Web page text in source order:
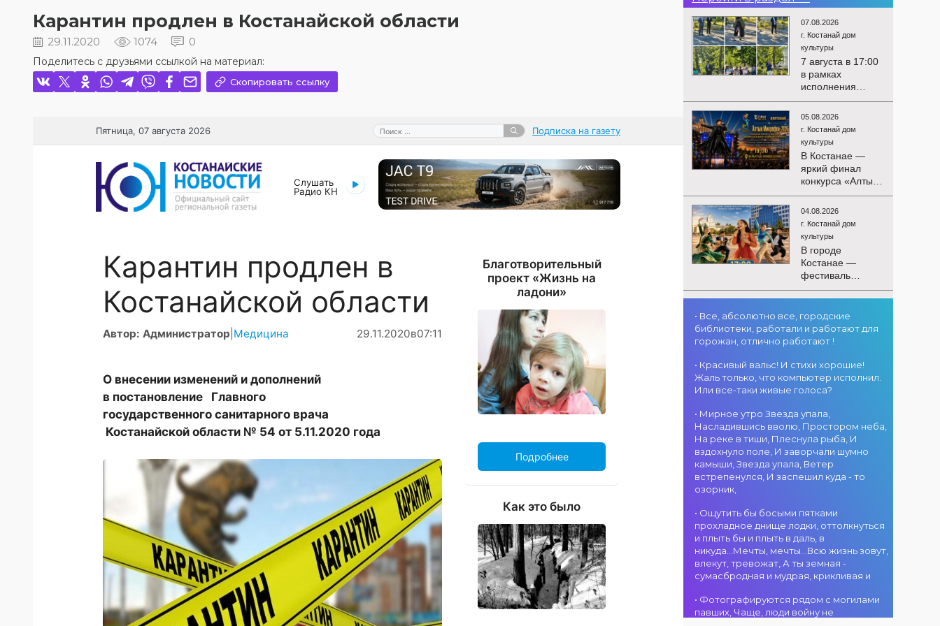
Карантин продлен в Костанайской области
29.11.2020 1074 0
Поделитесь с друзьями ссылкой на материал:
Скопировать ссылку
07.08.2026
г. Костанай дом
культуры
7 августа в 17:00
в рамках
исполнения
показателей КРІ в
соответствии с
утверждённым
состоялся
выездной концерт
посвященной
экологической
акции «Таза
Казахстан». в
Мендыкаринский
район (п. Красная
Пресня)
05.08.2026
г. Костанай дом
культуры
В Костанае —
яркий финал
конкурса «Алтын
Микрофон-2026»!
15 августа
состоятся
церемония
награждения
победителей и
гала-концерт
Международного
конкурса
ждут яркие
выступления
лучших
незабываемые
эмоции и особая
праздничная
04.08.2026
г. Костанай дом
культуры
В городе
Костанае —
фестиваль
детского
творчества
«Алтын дән»! 15
августа на
площади
акимата
состоится
фестиваль
участием детских
творческих
коллективов
проекта «Даму
бала»! Вас ждут
яркие
прекрасные
песни,
зажигательные
танцы и
праздничное
настроение!
г. Костанай дом
культуры
В День города —
«Карнавал»! 15
августа на
площади
акимата
состоится
концертная
программа
ансамбля танца
«Карнавал»!
Фахрутдинов. Вас
ждут зрелищные
хореографические
образы,
зажигательные
ритмы и
праздничное
г. Костанай дом
культуры
В День города —
DJ-программа
«MOVE &
DANCE»! 14
областного
акимата
состоится
праздничная DJ-
программа! Вас
ждут
музыкальные
хиты,
культуры
Костанай
завоевал Гран-
г. Костанай дом
культуры
• Все, абсолютно все, городские
библиотеки, работали и работают для
горожан, отлично работают !
• Красивый вальс! И стихи хорошие!
Жаль только, что компьютер исполнил.
Или все-таки живые голоса?
• Мирное утро Звезда упала,
Насладившись вволю, Простором неба,
На реке в тиши, Плеснула рыба, И
вздохнуло поле, И заворчали шумно
камыши, Звезда упала, Ветер
встрепенулся, И заспешил куда - то
озорник,
• Ощутить бы босыми пятками
прохладное днище лодки, оттолкнуться
и плыть бы и плыть в даль, в
никуда...Мечты, мечты...Всю жизнь зовут,
влекут, тревожат, А ты земная -
сумасбродная и мудрая, крикливая и
• Фотографируются рядом с могилами
павших, Чаще, люди войну не